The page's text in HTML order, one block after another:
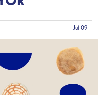
Jul 09